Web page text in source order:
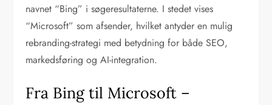
navnet “Bing” i søgeresultaterne. I stedet vises
“Microsoft” som afsender, hvilket antyder en mulig
rebranding-strategi med betydning for både SEO,
markedsføring og AI-integration.
Fra Bing til Microsoft –